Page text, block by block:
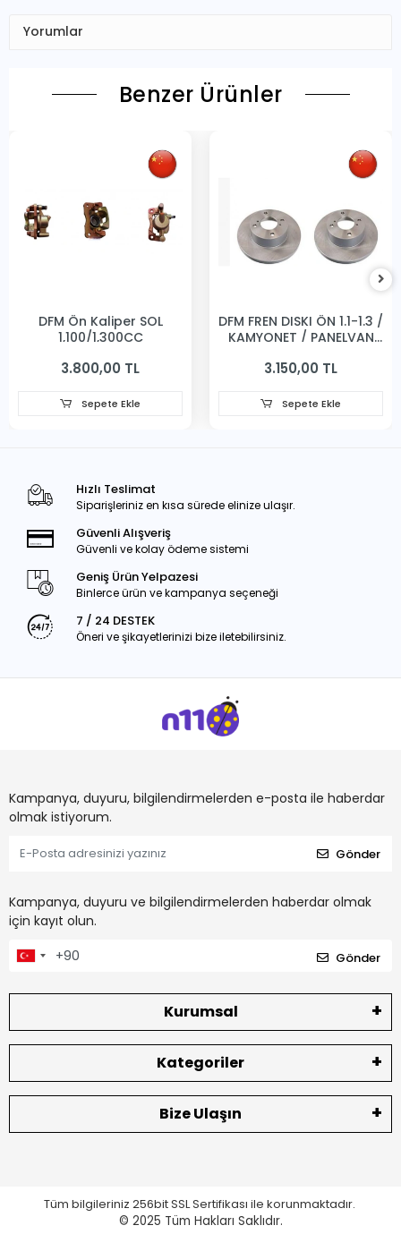
Yorumlar
Benzer Ürünler
DFM Ön Kaliper SOL
1,100/1,300CC
3.800,00 TL
Sepete Ekle
DFM FREN DISKI ÖN 1.1-1.3 /
KAMYONET / PANELVAN
3.150,00 TL
Sepete Ekle
Hızlı Teslimat
Siparişleriniz en kısa sürede elinize ulaşır.
Güvenli Alışveriş
Güvenli ve kolay ödeme sistemi
Geniş Ürün Yelpazesi
Binlerce ürün ve kampanya seçeneği
7 / 24 DESTEK
Öneri ve şikayetlerinizi bize iletebilirsiniz.
Kampanya, duyuru, bilgilendirmelerden e-posta ile haberdar
olmak istiyorum.
Gönder
Kampanya, duyuru ve bilgilendirmelerden haberdar olmak
için kayıt olun.
Gönder
Kurumsal
Kategoriler
Bize Ulaşın
Tüm bilgileriniz 256bit SSL Sertifikası ile korunmaktadır.
© 2025 Tüm Hakları Saklıdır.